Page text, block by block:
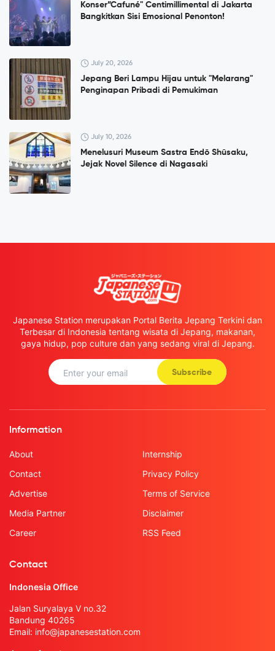
Konser”Cafuné" Centimillimental di Jakarta
Bangkitkan Sisi Emosional Penonton!
July 20, 2026
Jepang Beri Lampu Hijau untuk "Melarang"
Penginapan Pribadi di Pemukiman
July 10, 2026
Menelusuri Museum Sastra Endō Shūsaku,
Jejak Novel Silence di Nagasaki
Japanese Station merupakan Portal Berita Jepang Terkini dan
Terbesar di Indonesia tentang wisata di Jepang, makanan,
gaya hidup, pop culture dan yang sedang viral di Jepang.
Subscribe
Information
About
Contact
Advertise
Media Partner
Career
Internship
Privacy Policy
Terms of Service
Disclaimer
RSS Feed
Contact
Indonesia Office
Jalan Suryalaya V no.32
Bandung 40265
Email: info@japanesestation.com